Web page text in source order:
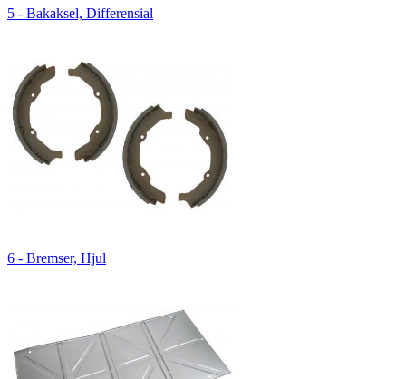
5 - Bakaksel, Differensial
6 - Bremser, Hjul